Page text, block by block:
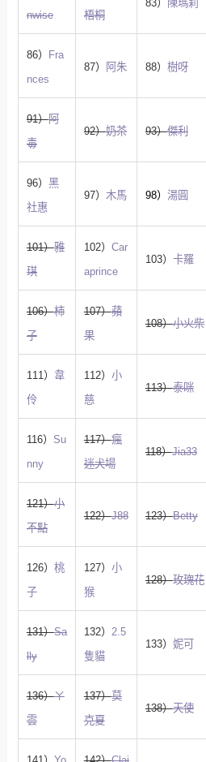
nwise
梧桐
83） 陳瑪莉
86） Fra
nces
87） 阿朱 88） 樹呀
91）阿
毒
92）奶茶 93）傑利
96） 黑
社惠
97） 木馬 98） 湯圓
101）雅
琪
102） Car
aprince
103） 卡羅
106）柿
子
107）蘋
果
108）小火柴
111） 韋
伶
112） 小
慈
113）泰咪
116） Su
nny
117）瘋
迷犬場
118）Jia33
121）小
不點
122）J88 123）Betty
126） 桃
子
127） 小
猴
128）玫瑰花
131）Sa
lly
132） 2.5
隻貓
133） 妮可
136）ㄚ
雲
137）莫
克夏
138）天使